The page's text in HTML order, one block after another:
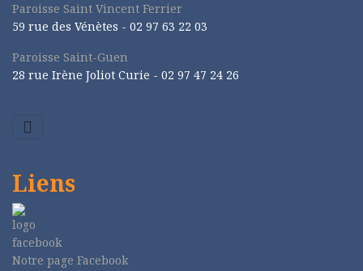
Paroisse Saint Vincent Ferrier
59 rue des Vénètes - 02 97 63 22 03
Paroisse Saint-Guen
28 rue Irène Joliot Curie - 02 97 47 24 26
Liens
Notre page Facebook